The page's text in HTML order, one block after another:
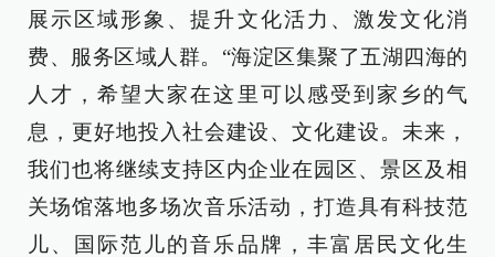
展示区域形象、提升文化活力、激发文化消
费、服务区域人群。“海淀区集聚了五湖四海的
人才，希望大家在这里可以感受到家乡的气
息，更好地投入社会建设、文化建设。未来，
我们也将继续支持区内企业在园区、景区及相
关场馆落地多场次音乐活动，打造具有科技范
儿、国际范儿的音乐品牌，丰富居民文化生